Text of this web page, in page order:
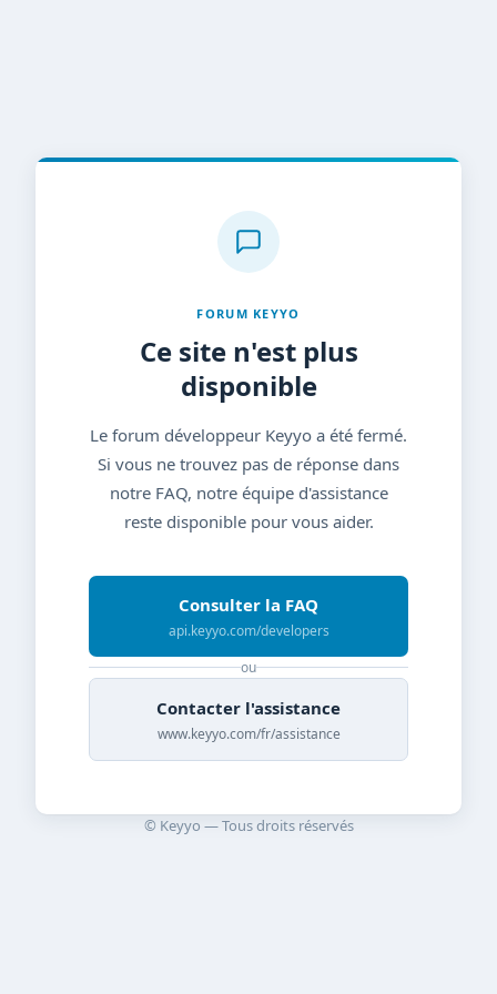
FORUM KEYYO
Ce site n'est plus
disponible
Le forum développeur Keyyo a été fermé.
Si vous ne trouvez pas de réponse dans
notre FAQ, notre équipe d'assistance
reste disponible pour vous aider.
Consulter la FAQ
api.keyyo.com/developers
ou
Contacter l'assistance
www.keyyo.com/fr/assistance
© Keyyo — Tous droits réservés